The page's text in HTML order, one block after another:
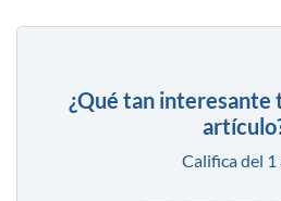
¿Qué tan interesante
Califica del 1